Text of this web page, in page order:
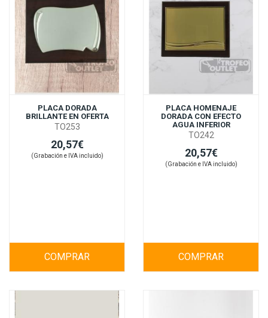
PLACA DORADA
BRILLANTE EN OFERTA
TO253
20,57€
(Grabación e IVA incluido)
COMPRAR
PLACA HOMENAJE
DORADA CON EFECTO
AGUA INFERIOR
TO242
20,57€
(Grabación e IVA incluido)
COMPRAR